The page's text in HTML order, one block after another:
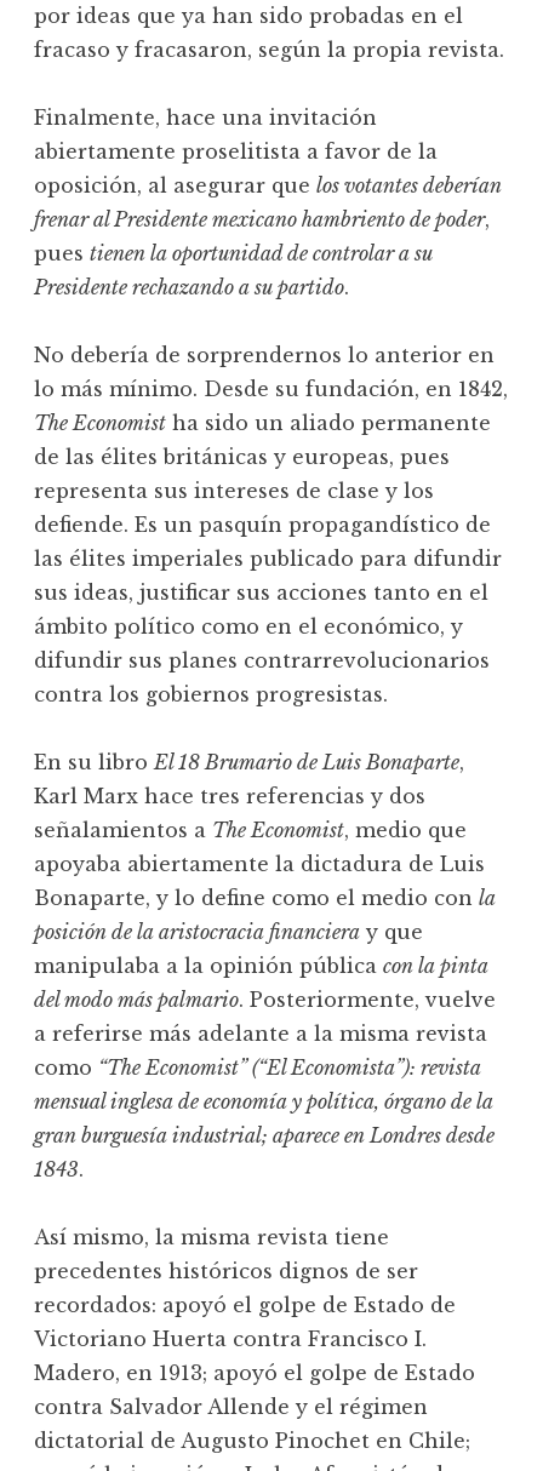
por ideas que ya han sido probadas en el
fracaso y fracasaron, según la propia revista.
Finalmente, hace una invitación
abiertamente proselitista a favor de la
oposición, al asegurar que los votantes deberían
frenar al Presidente mexicano hambriento de poder,
pues tienen la oportunidad de controlar a su
Presidente rechazando a su partido.
No debería de sorprendernos lo anterior en
lo más mínimo. Desde su fundación, en 1842,
The Economist ha sido un aliado permanente
de las élites británicas y europeas, pues
representa sus intereses de clase y los
defiende. Es un pasquín propagandístico de
las élites imperiales publicado para difundir
sus ideas, justificar sus acciones tanto en el
ámbito político como en el económico, y
difundir sus planes contrarrevolucionarios
contra los gobiernos progresistas.
En su libroEl 18 Brumario de Luis Bonaparte,
Karl Marx hace tres referencias y dos
señalamientos a The Economist, medio que
apoyaba abiertamente la dictadura de Luis
Bonaparte, y lo define como el medio con la
posición de la aristocracia financiera y que
manipulaba a la opinión pública con la pinta
del modo más palmario. Posteriormente, vuelve
a referirse más adelante a la misma revista
como “The Economist” (“El Economista”): revista
mensual inglesa de economía y política, órgano de la
gran burguesía industrial; aparece en Londres desde
1843.
Así mismo, la misma revista tiene
precedentes históricos dignos de ser
recordados: apoyó el golpe de Estado de
Victoriano Huerta contra Francisco I.
Madero, en 1913; apoyó el golpe de Estado
contra Salvador Allende y el régimen
dictatorial de Augusto Pinochet en Chile;